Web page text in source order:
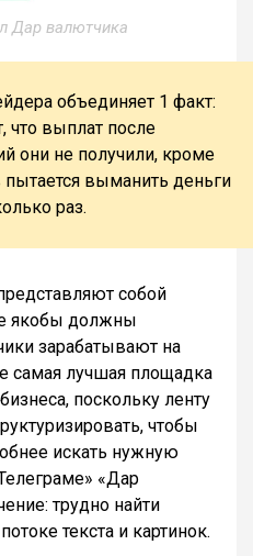
Дар валютчика
объединяет 1 факт:
что выплат после
они не получили, кроме
пытается выманить деньги
раз.
собой
якобы должны
зарабатывают на
самая лучшая площадка
поскольку ленту
чтобы
искать нужную
«Дар
трудно найти
текста и картинок.